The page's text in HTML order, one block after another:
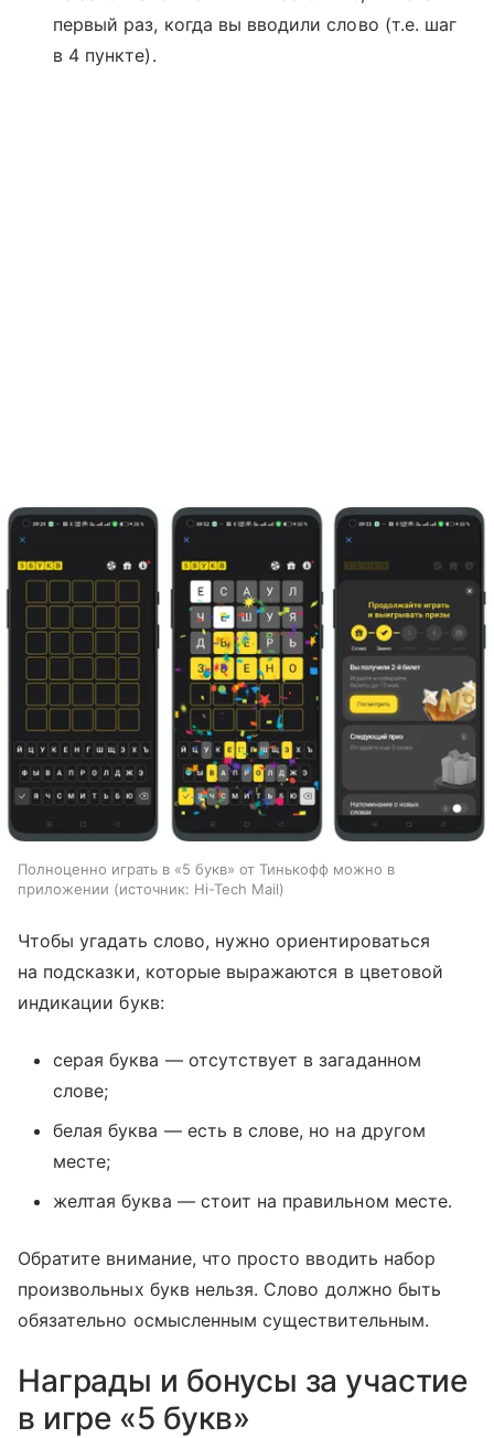
первый раз, когда вы вводили слово (т.е. шаг
в 4 пункте).
Полноценно играть в «5 букв» от Тинькофф можно в
приложении
источник: Hi-Tech Mail
Чтобы угадать слово, нужно ориентироваться
на подсказки, которые выражаются в цветовой
индикации букв:
серая буква — отсутствует в загаданном
слове;
белая буква — есть в слове, но на другом
месте;
желтая буква — стоит на правильном месте.
Обратите внимание, что просто вводить набор
произвольных букв нельзя. Слово должно быть
обязательно осмысленным существительным.
Награды и бонусы за участие
в игре «5 букв»